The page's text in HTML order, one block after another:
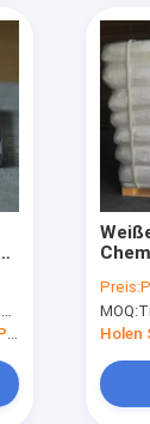
Holen Sie sich aktuelle Preis
Preis:
MOQ: